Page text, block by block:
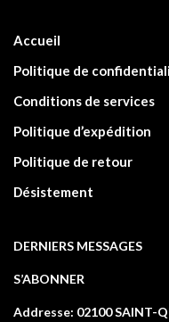
Accueil
Politique de
Conditions de services
Politique d’expédition
Politique de retour
Désistement
DERNIERS MESSAGES
S’ABONNER
Addresse: 02100 SAINT-